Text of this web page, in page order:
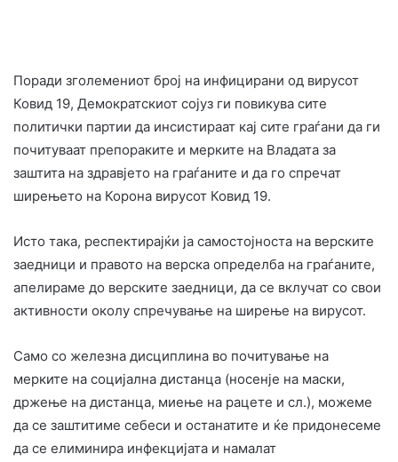
Поради зголемениот број на инфицирани од вирусот
Ковид 19, Демократскиот сојуз ги повикува сите
политички партии да инсистираат кај сите граѓани да ги
почитуваат препораките и мерките на Владата за
заштита на здравјето на граѓаните и да го спречат
ширењето на Корона вирусот Ковид 19.
Исто така, респектирајќи ја самостојноста на верските
заедници и правото на верска определба на граѓаните,
апелираме до верските заедници, да се вклучат со свои
активности околу спречување на ширење на вирусот.
Само со железна дисциплина во почитување на
мерките на социјална дистанца (носенје на маски,
држење на дистанца, миење на рацете и сл.), можеме
да се заштитиме себеси и останатите и ќе придонесеме
да се елиминира инфекцијата и намалат